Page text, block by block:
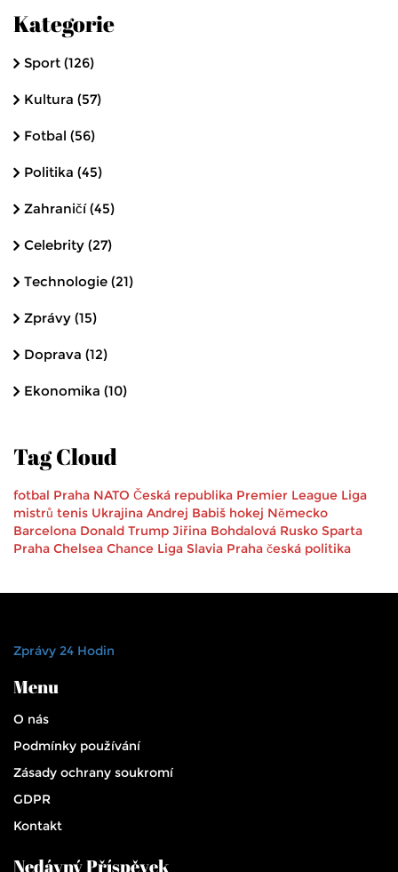
Kategorie
Sport (126)
Kultura (57)
Fotbal (56)
Politika (45)
Zahraničí(45)
Celebrity (27)
Technologie (21)
Zprávy (15)
Doprava (12)
Ekonomika (10)
Tag Cloud
fotbal Praha NATO Česká republika Premier League Liga
mistrů tenis Ukrajina Andrej Babiš hokej Německo
Barcelona Donald Trump Jiřina Bohdalová Rusko Sparta
Praha Chelsea Chance Liga Slavia Praha česká politika
Zprávy 24 Hodin
Menu
O nás
Podmínky používání
Zásady ochrany soukromí
GDPR
Kontakt
Nedávný Příspěvek